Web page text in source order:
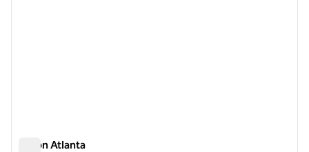
Hilton Atlanta